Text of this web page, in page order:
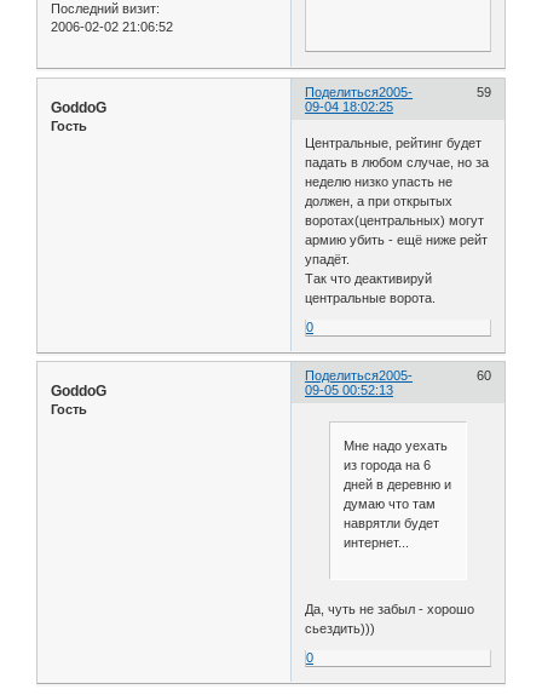
Последний визит:
2006-02-02 21:06:52
Поделиться 59
2005-
09-04 18:02:25
GoddoG
Гость
Центральные, рейтинг будет
падать в любом случае, но за
неделю низко упасть не
должен, а при открытых
воротах(центральных) могут
армию убить - ещё ниже рейт
упадёт.
Так что деактивируй
центральные ворота.
0
Поделиться 60
2005-
09-05 00:52:13
GoddoG
Гость
Мне надо уехать
из города на 6
дней в деревню и
думаю что там
наврятли будет
интернет...
Да, чуть не забыл - хорошо
сьездить)))
0